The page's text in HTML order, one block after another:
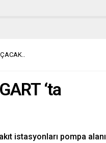
‘ta
istasyonları pompa alanı